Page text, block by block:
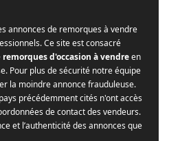
annonces de remorques à vendre
Ce site est consacré
remorques d'occasion à vendreen
Pour plus de sécurité notre équipe
la moindre annonce frauduleuse.
précédemment cités n'ont accès
de contact des vendeurs.
et l’authenticité des annonces que